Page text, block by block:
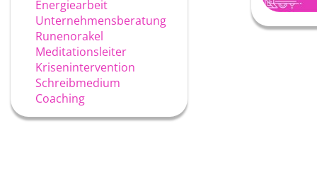
Energiearbeit
Unternehmensberatung
Runenorakel
Meditationsleiter
Krisenintervention
Schreibmedium
Coaching